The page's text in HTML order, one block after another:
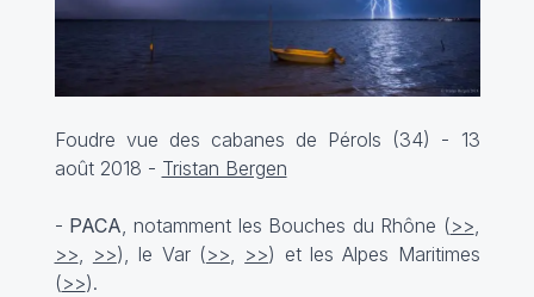
Foudre vue des cabanes de Pérols (34) - 13
août 2018 - Tristan Bergen
- PACA, notamment les Bouches du Rhône (>>,
>>, >>), le Var (>>, >>) et les Alpes Maritimes
(>>).